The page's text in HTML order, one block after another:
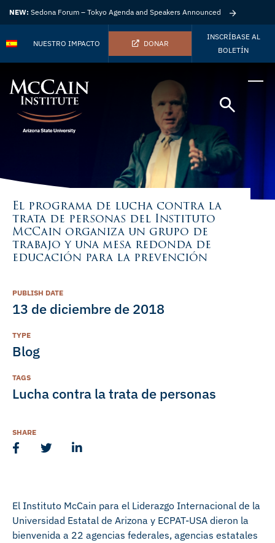
NEW: Sedona Forum – Tokyo Agenda and Speakers Announced
NUESTRO IMPACTO DONAR
INSCRÍBASE AL
BOLETÍN
El programa de lucha contra la
trata de personas del Instituto
McCain organiza un grupo de
trabajo y una mesa redonda de
educación para la prevención
El Instituto McCain para el Liderazgo Internacional de la
Universidad Estatal de Arizona y ECPAT-USA dieron la
bienvenida a 22 agencias federales, agencias estatales
PUBLISH DATE
13 de diciembre de 2018
TYPE
Blog
TAGS
Lucha contra la trata de personas
SHARE